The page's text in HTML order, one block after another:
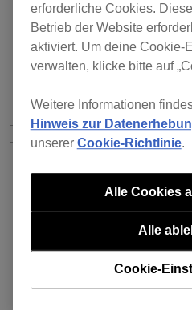
Ihrem gewünschten
ist. Lesen Sie hier
angemeldet sind.]-
wurde angezeigt, als
halten. Was soll ich tun?
Ein [Keine Verbindung
Stellen Sie eine
wurde auf dem
anzumelden, indem ich
über das DJ-Gerät
tun?
erforderliche Cookies.
Betrieb der Website
aktiviert. Um deine Cookie-
verwalten, klicke bitte auf
Weitere Informationen
Hinweis zur
unserer Cookie-Richtlinie.
Cookie-
Alle
Alle Cookies